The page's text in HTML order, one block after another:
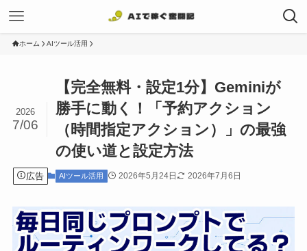
ホーム AIツール活用
【完全無料・設定1分】Geminiが
勝手に動く！「予約アクション
（時間指定アクション）」の最強
の使い道と設定方法
2026
7/06
広告 AIツール活用 2026年5月24日 2026年7月6日